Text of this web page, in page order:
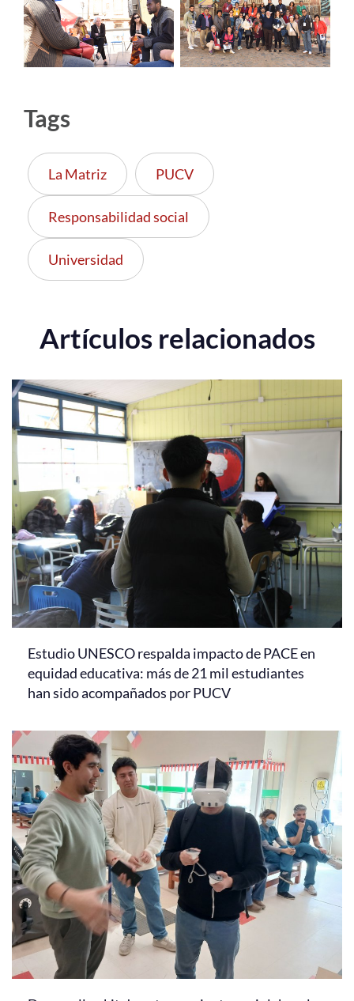
Tags
La Matriz PUCV
Responsabilidad social
Universidad
Artículos relacionados
Estudio UNESCO respalda impacto de PACE en
equidad educativa: más de 21 mil estudiantes
han sido acompañados por PUCV